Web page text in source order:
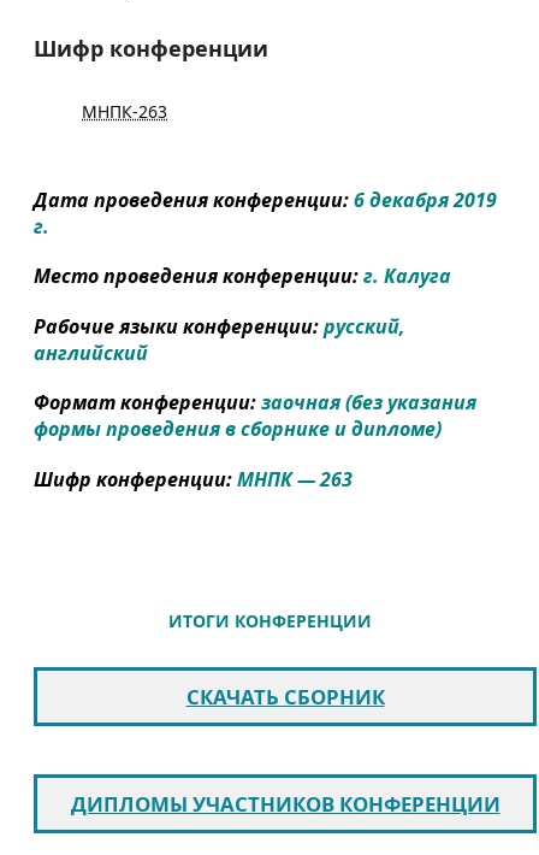
Шифр конференции
МНПК-263
Дата проведения конференции:6 декабря 2019
г.
Место проведения конференции:г. Калуга
Рабочие языки конференции:русский,
английский
Формат конференции:заочная (без указания
формы проведения в сборнике и дипломе)
Шифр конференции:МНПК — 263
ИТОГИ КОНФЕРЕНЦИИ
СКАЧАТЬ СБОРНИК
ДИПЛОМЫ УЧАСТНИКОВ КОНФЕРЕНЦИИ